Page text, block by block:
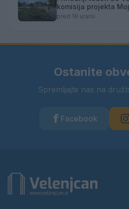
komisija projekta
gostoljubnosti
pred 18 urami
Ostanite
Spremljajte nas na
Facebook